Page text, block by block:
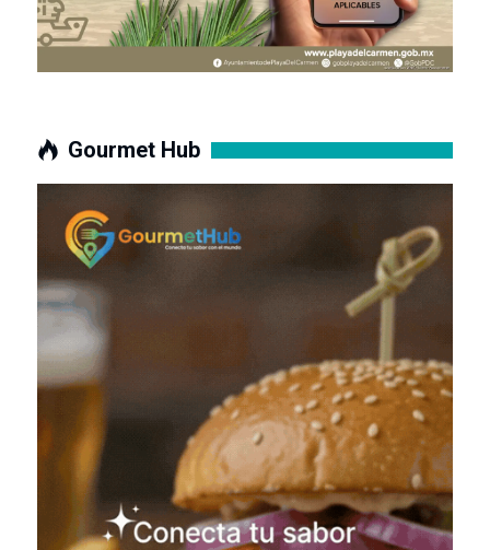
Gourmet Hub